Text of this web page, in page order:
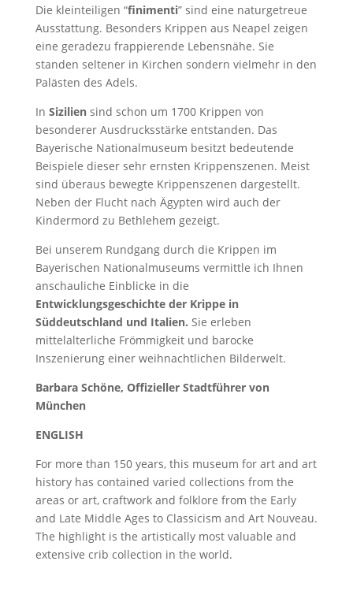
Die kleinteiligen “finimenti” sind eine naturgetreue
Ausstattung. Besonders Krippen aus Neapel zeigen
eine geradezu frappierende Lebensnähe. Sie
standen seltener in Kirchen sondern vielmehr in den
Palästen des Adels.
In Siziliensind schon um 1700 Krippen von
besonderer Ausdrucksstärke entstanden. Das
Bayerische Nationalmuseum besitzt bedeutende
Beispiele dieser sehr ernsten Krippenszenen. Meist
sind überaus bewegte Krippenszenen dargestellt.
Neben der Flucht nach Ägypten wird auch der
Kindermord zu Bethlehem gezeigt.
Bei unserem Rundgang durch die Krippen im
Bayerischen Nationalmuseums vermittle ich Ihnen
anschauliche Einblicke in die
Entwicklungsgeschichte der Krippe in
Süddeutschland und Italien. Sie erleben
mittelalterliche Frömmigkeit und barocke
Inszenierung einer weihnachtlichen Bilderwelt.
Barbara Schöne, Offizieller Stadtführer von
München
ENGLISH
For more than 150 years, this museum for art and art
history has contained varied collections from the
areas or art, craftwork and folklore from the Early
and Late Middle Ages to Classicism and Art Nouveau.
The highlight is the artistically most valuable and
extensive crib collection in the world.